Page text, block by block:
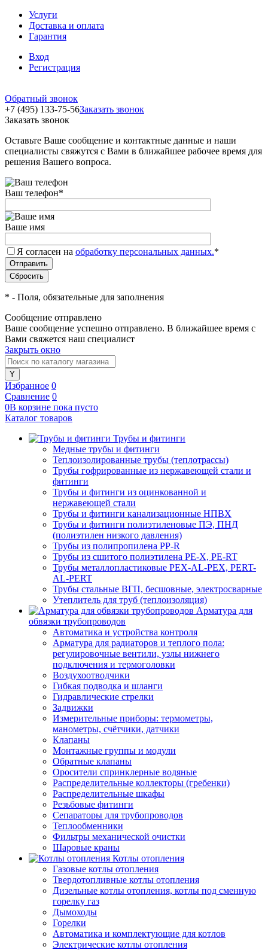
Услуги
Доставка и оплата
Гарантия
Вход
Регистрация
Обратный звонок
+7 (495) 133-75-56Заказать звонок
Заказать звонок
Оставьте Ваше сообщение и контактные данные и наши
специалисты свяжутся с Вами в ближайшее рабочее время для
решения Вашего вопроса.
Ваш телефон*
Ваше имя
Я согласен на обработку персональных данных.*
* - Поля, обязательные для заполнения
Сообщение отправлено
Ваше сообщение успешно отправлено. В ближайшее время с
Вами свяжется наш специалист
Закрыть окно
Избранное 0
Сравнение 0
0В корзине пока пусто
Каталог товаров
Трубы и фитинги
Медные трубы и фитинги
Теплоизолированные трубы (теплотрассы)
Трубы гофрированные из нержавеющей стали и
фитинги
Трубы и фитинги из оцинкованной и
нержавеющей стали
Трубы и фитинги канализационные НПВХ
Трубы и фитинги полиэтиленовые ПЭ, ПНД
(полиэтилен низкого давления)
Трубы из полипропилена PP-R
Трубы из сшитого полиэтилена PE-X, PE-RT
Трубы металлопластиковые PEX-AL-PEX, PERT-
AL-PERT
Трубы стальные ВГП, бесшовные, электросварные
Утеплитель для труб (теплоизоляция)
Арматура для
обвязки трубопроводов
Автоматика и устройства контроля
Арматура для радиаторов и теплого пола:
регулировочные вентили, узлы нижнего
подключения и термоголовки
Воздухоотводчики
Гибкая подводка и шланги
Гидравлические стрелки
Задвижки
Измерительные приборы: термометры,
манометры, счётчики, датчики
Клапаны
Монтажные группы и модули
Обратные клапаны
Оросители спринклерные водяные
Распределительные коллекторы (гребенки)
Распределительные шкафы
Резьбовые фитинги
Сепараторы для трубопроводов
Теплообменники
Фильтры механической очистки
Шаровые краны
Котлы отопления
Газовые котлы отопления
Твердотопливные котлы отопления
Дизельные котлы отопления, котлы под сменную
горелку газ
Дымоходы
Горелки
Автоматика и комплектующие для котлов
Электрические котлы отопления